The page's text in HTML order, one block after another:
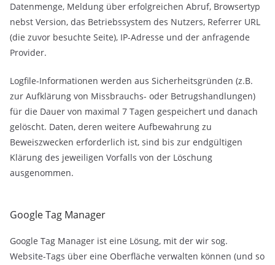
Datenmenge, Meldung über erfolgreichen Abruf, Browsertyp
nebst Version, das Betriebssystem des Nutzers, Referrer URL
(die zuvor besuchte Seite), IP-Adresse und der anfragende
Provider.
Logfile-Informationen werden aus Sicherheitsgründen (z.B.
zur Aufklärung von Missbrauchs- oder Betrugshandlungen)
für die Dauer von maximal 7 Tagen gespeichert und danach
gelöscht. Daten, deren weitere Aufbewahrung zu
Beweiszwecken erforderlich ist, sind bis zur endgültigen
Klärung des jeweiligen Vorfalls von der Löschung
ausgenommen.
Google Tag Manager
Google Tag Manager ist eine Lösung, mit der wir sog.
Website-Tags über eine Oberfläche verwalten können (und so